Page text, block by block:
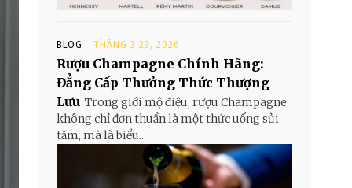
BLOG THÁNG 3 23, 2026
Rượu Champagne Chính Hãng:
Đẳng Cấp Thưởng Thức Thượng
Lưu Trong giới mộ điệu, rượu Champagne
không chỉ đơn thuần là một thức uống sủi
tăm, mà là biểu...